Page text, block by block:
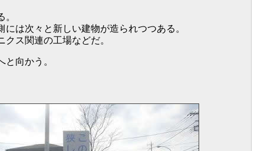
は次々と新しい建物が造られつつある。
ス関連の工場などだ。
向かう。